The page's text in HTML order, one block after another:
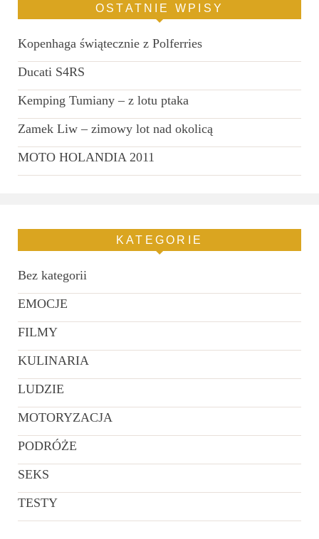
OSTATNIE WPISY
Kopenhaga świątecznie z Polferries
Ducati S4RS
Kemping Tumiany – z lotu ptaka
Zamek Liw – zimowy lot nad okolicą
MOTO HOLANDIA 2011
KATEGORIE
Bez kategorii
EMOCJE
FILMY
KULINARIA
LUDZIE
MOTORYZACJA
PODRÓŻE
SEKS
TESTY